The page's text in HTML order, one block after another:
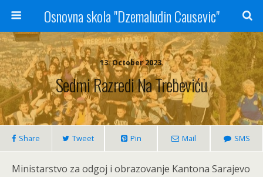
Osnovna skola "Dzemaludin Causevic"
13. October 2023.
Sedmi Razredi Na Trebeviću
Share Tweet Pin Mail SMS
Ministarstvo za odgoj i obrazovanje Kantona Sarajevo